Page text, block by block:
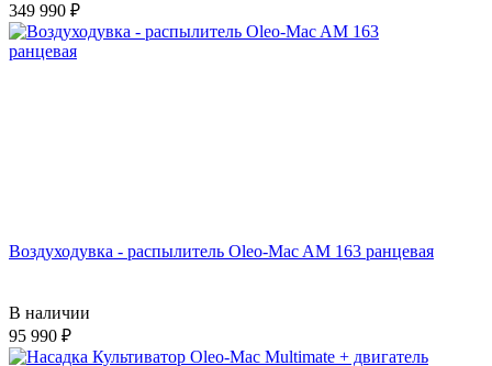
349 990
Воздуходувка - распылитель Oleo-Mac AM 163 ранцевая
В наличии
95 990